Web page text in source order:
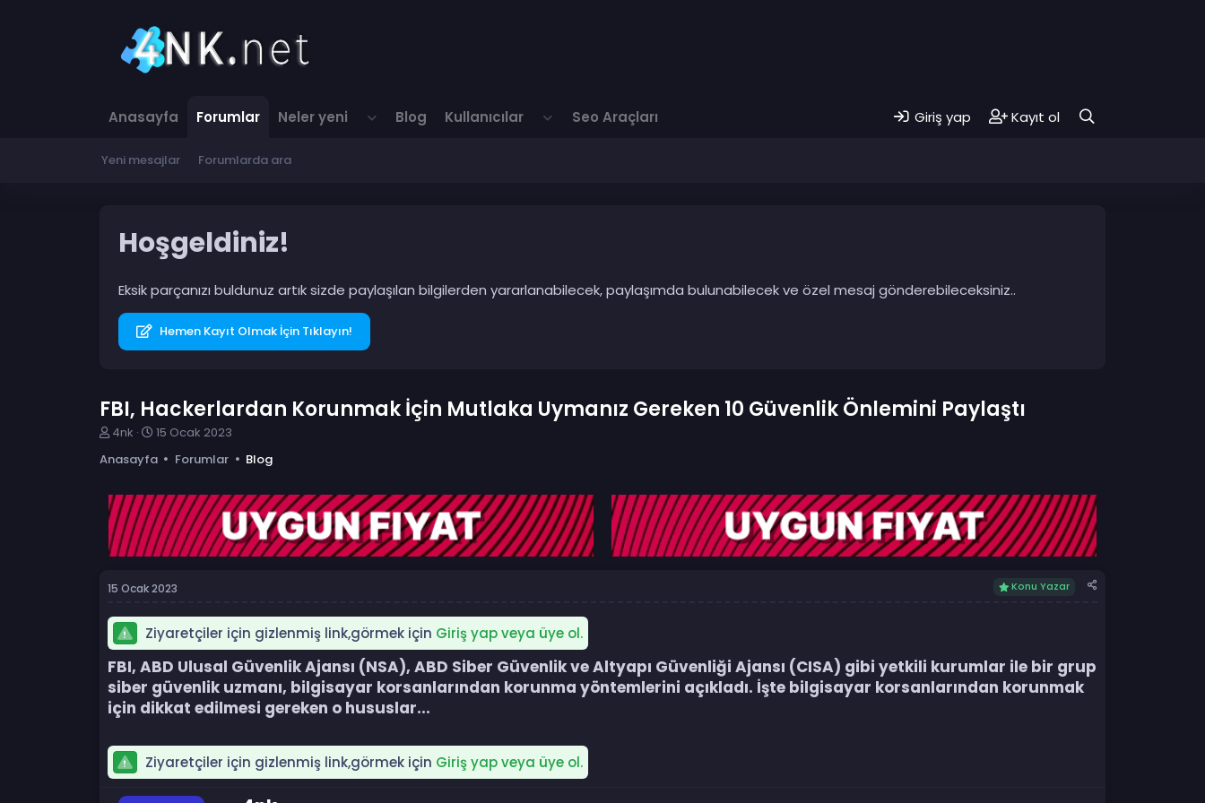
Anasayfa Forumlar Neler yeni Blog Kullanıcılar Seo Araçları Giriş yap Kayıt ol
Yeni mesajlar Forumlarda ara
Hoşgeldiniz!
Eksik parçanızı buldunuz artık sizde paylaşılan bilgilerden yararlanabilecek, paylaşımda bulunabilecek ve özel mesaj gönderebileceksiniz..
Hemen Kayıt Olmak İçin Tıklayın!
FBI, Hackerlardan Korunmak İçin Mutlaka Uymanız Gereken 10 Güvenlik Önlemini Paylaştı
K
n
u
y
u
b
a
l
t
a
4nk
B
ş
a
n
g
ı
ç
a
i
h
15 Ocak 2023
Anasayfa
Forumlar Blog
15 Ocak 2023 Konu Yazar
Ziyaretçiler için gizlenmiş link,görmek için Giriş yap veya üye ol.
FBI, ABD Ulusal Güvenlik Ajansı (NSA), ABD Siber Güvenlik ve Altyapı Güvenliği Ajansı (CISA) gibi yetkili kurumlar ile bir grup
siber güvenlik uzmanı, bilgisayar korsanlarından korunma yöntemlerini açıkladı. İşte bilgisayar korsanlarından korunmak
için dikkat edilmesi gereken o hususlar...​
Ziyaretçiler için gizlenmiş link,görmek için Giriş yap veya üye ol.